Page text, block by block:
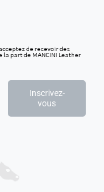
de recevoir des
part de MANCINI Leather
Inscrivez-
vous